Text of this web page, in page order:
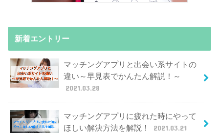
新着エントリー
マッチングアプリと出会い系サイトの
違い～早見表でかんたん解説！～
2021.03.28
マッチングアプリに疲れた時にやって
ほしい解決方法を解説！
2021.03.21